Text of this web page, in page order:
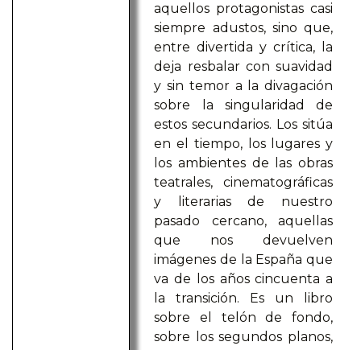
aquellos protagonistas casi
siempre adustos, sino que,
entre divertida y crítica, la
deja resbalar con suavidad
y sin temor a la divagación
sobre la singularidad de
estos secundarios. Los sitúa
en el tiempo, los lugares y
los ambientes de las obras
teatrales, cinematográficas
y literarias de nuestro
pasado cercano, aquellas
que nos devuelven
imágenes de la España que
va de los años cincuenta a
la transición. Es un libro
sobre el telón de fondo,
sobre los segundos planos,